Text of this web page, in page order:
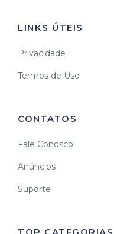
LINKS ÚTEIS
Privacidade
Termos de Uso
CONTATOS
Fale Conosco
Anúncios
Suporte